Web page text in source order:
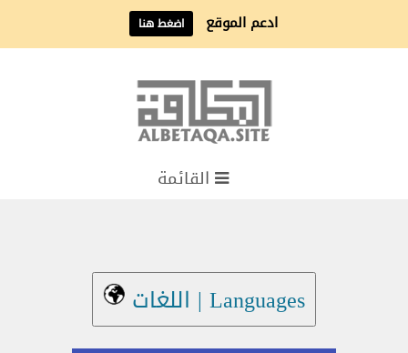
القائمة
Languages | اللغات
ادعم الموقع اضغط هنا